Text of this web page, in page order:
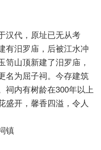
代，原址已无从考
有汨罗庙，后被江水冲
笥山顶新建了汨罗庙，
名为屈子祠。今存建筑
祠内有树龄在300年以上
盛开，馨香四溢，令人
镇